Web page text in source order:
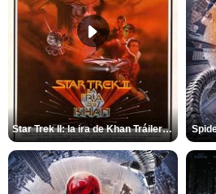
Star Trek II: la ira de Khan Tráiler VO